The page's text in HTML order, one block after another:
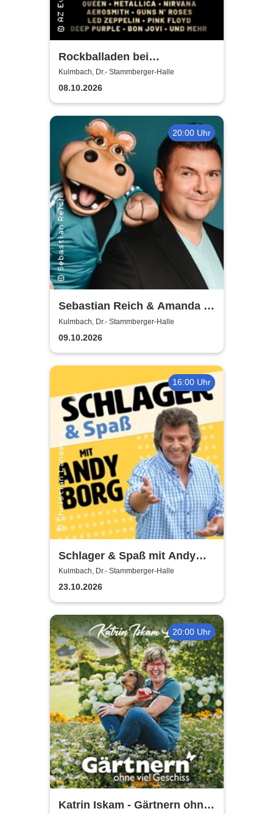
Rockballaden bei
Kerzenschein
Kulmbach, Dr.- Stammberger-Halle
08.10.2026
20:00 Uhr
Sebastian Reich & Amanda -
Purer Zufall
Kulmbach, Dr.- Stammberger-Halle
09.10.2026
16:00 Uhr
Schlager & Spaß mit Andy
Borg und Gästen
Kulmbach, Dr.- Stammberger-Halle
23.10.2026
20:00 Uhr
Katrin Iskam - Gärtnern ohne